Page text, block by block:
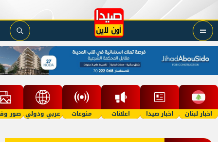
اخبار لبنان اخبار صيدا اعلانات منوعات عربي ودولي صور